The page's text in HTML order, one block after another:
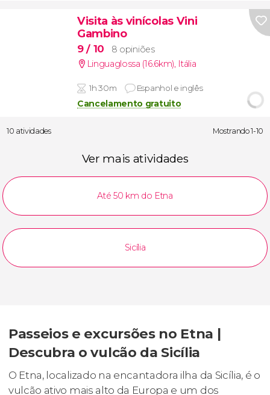
Visita às vinícolas Vini
Gambino
9/ 10
8 opiniões
Linguaglossa (16.6km), Itália
1h 30m Espanhol e inglês
Cancelamento gratuito
10 atividades Mostrando 1-10
Ver mais atividades
Até 50 km do Etna
Sicília
Passeios e excursões no Etna |
Descubra o vulcão da Sicília
O Etna, localizado na encantadora ilha da Sicília, é o
vulcão ativo mais alto da Europa e um dos